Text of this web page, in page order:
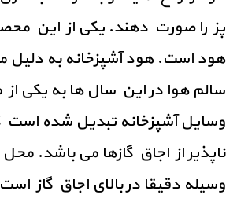
پز را صورت دهند. یکی از این
هود است. هود آشپزخانه به دلیل
سالم هوا در این سال ها به یکی
وسایل آشپزخانه تبدیل شده است
ناپذیر از اجاق گازها می باشد. محل
وسیله دقیقا در بالای اجاق گاز است